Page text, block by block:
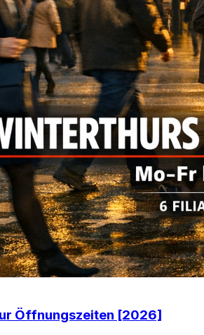
Öffnungszeiten [2026]